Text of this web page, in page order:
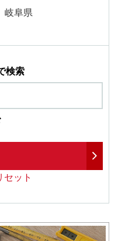
岐阜県
検索
セット